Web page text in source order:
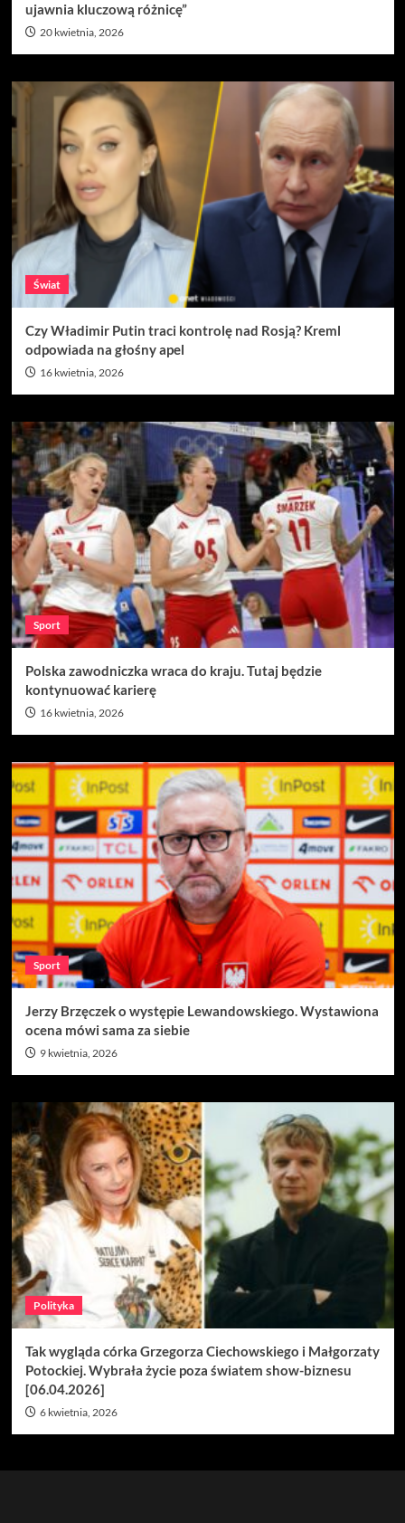
ujawnia kluczową różnicę”
20 kwietnia, 2026
Świat
Czy Władimir Putin traci kontrolę nad Rosją? Kreml
odpowiada na głośny apel
16 kwietnia, 2026
Sport
Polska zawodniczka wraca do kraju. Tutaj będzie
kontynuować karierę
16 kwietnia, 2026
Sport
Jerzy Brzęczek o występie Lewandowskiego. Wystawiona
ocena mówi sama za siebie
9 kwietnia, 2026
Polityka
Tak wygląda córka Grzegorza Ciechowskiego i Małgorzaty
Potockiej. Wybrała życie poza światem show-biznesu
[06.04.2026]
6 kwietnia, 2026